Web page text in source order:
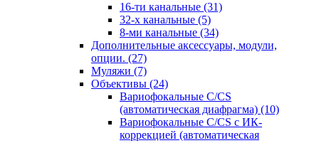
16-ти канальные (31)
32-х канальные (5)
8-ми канальные (34)
Дополнительные аксессуары, модули,
опции. (27)
Муляжи (7)
Объективы (24)
Вариофокальные C/CS
(автоматическая диафрагма) (10)
Вариофокальные C/CS с ИК-
коррекцией (автоматическая